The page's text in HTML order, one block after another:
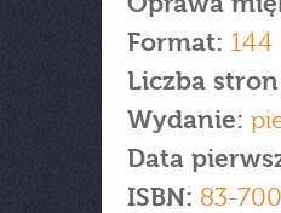
Format:
Liczba
Wydanie:
Data
ISBN: 83-